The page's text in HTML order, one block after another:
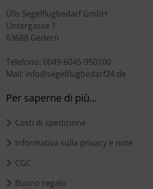
Ülis Segelflugbedarf GmbH
Untergasse 1
63688 Gedern
Telefono: 0049-6045-950100
Mail: info@segelflugbedarf24.de
Per saperne di più...
Costi di spedizione
Informativa sulla privacy e note
CGC
Buono regalo